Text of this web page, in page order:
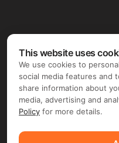
This website uses
We use cookies to
social media features and
share information about
media, advertising and
Policy for more details.